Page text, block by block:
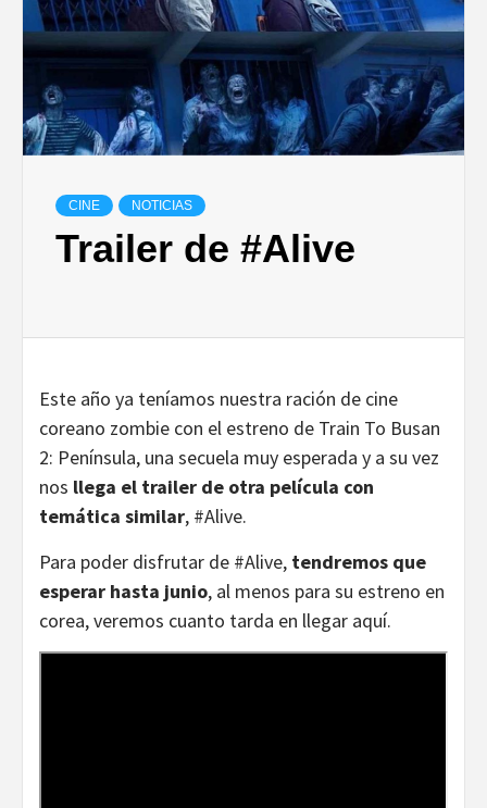
CINE NOTICIAS
Trailer de #Alive
Este año ya teníamos nuestra ración de cine
coreano zombie con el estreno de Train To Busan
2: Península, una secuela muy esperada y a su vez
nos llega el trailer de otra película con
temática similar, #Alive.
Para poder disfrutar de #Alive, tendremos que
esperar hasta junio, al menos para su estreno en
corea, veremos cuanto tarda en llegar aquí.